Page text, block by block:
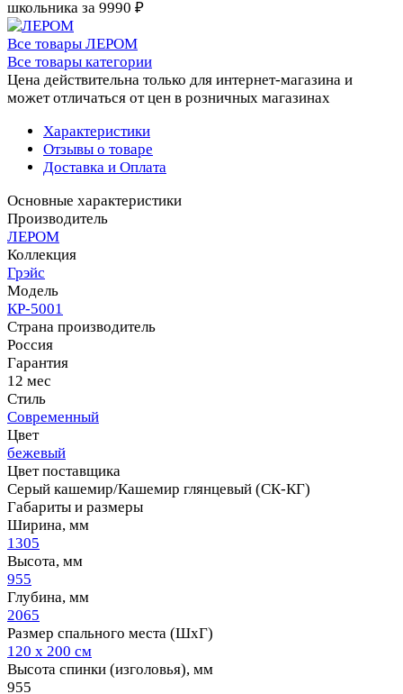
школьника за 9990 ₽
Все товары ЛЕРОМ
Все товары категории
Цена действительна только для интернет-магазина и
может отличаться от цен в розничных магазинах
Характеристики
Отзывы о товаре
Доставка и Оплата
Основные характеристики
Производитель
ЛЕРОМ
Коллекция
Грэйс
Модель
КР-5001
Страна производитель
Россия
Гарантия
12 мес
Стиль
Современный
Цвет
бежевый
Цвет поставщика
Серый кашемир/Кашемир глянцевый (СК-КГ)
Габариты и размеры
Ширина, мм
1305
Высота, мм
955
Глубина, мм
2065
Размер спального места (ШхГ)
120 х 200 см
Высота спинки (изголовья), мм
955